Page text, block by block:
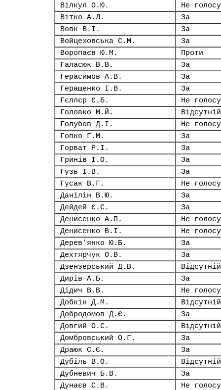
Вілкул О.Ю.
Не
Вітко А.Л.
За
Вовк В.І.
За
Войцеховська С.М.
За
Воропаєв Ю.М.
Проти
Галасюк В.В.
За
Герасимов А.В.
За
Геращенко І.В.
За
Гєллєр Є.Б.
Не
Головко М.Й.
Відсутній
Голубов Д.І.
Не
Гопко Г.М.
За
Горват Р.І.
За
Гринів І.О.
За
Гузь І.В.
За
Гусак В.Г.
Не
Данілін В.Ю.
За
Дейдей Є.С.
За
Денисенко А.П.
Не
Денисенко В.І.
Не
Дерев’янко Ю.Б.
За
Дехтярчук О.В.
За
Дзензерський Д.В.
Відсутній
Дирів А.Б.
За
Дідич В.В.
Не
Добкін Д.М.
Відсутній
Добродомов Д.Є.
За
Довгий О.С.
Відсутній
Домбровський О.Г.
За
Драюк С.Є.
За
Дубіль В.О.
Відсутній
Дубневич Б.В.
За
Дунаєв С.В.
Не